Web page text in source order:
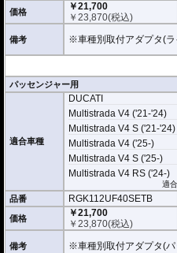
価格
￥21,700
￥23,870(税込)
備考 ※車種別取付アダプタ(ラ
パッセンジャー用
適合車種
DUCATI
Multistrada V4 ('21-'24)
Multistrada V4 S ('21-'24)
Multistrada V4 ('25-)
Multistrada V4 S ('25-)
Multistrada V4 RS ('24-)
適
品番 RGK112UF40SETB
価格
￥21,700
￥23,870(税込)
備考 ※車種別取付アダプタ(パ